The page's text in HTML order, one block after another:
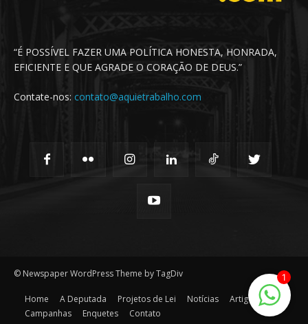
“É POSSÍVEL FAZER UMA POLÍTICA HONESTA, HONRADA,
EFICIENTE E QUE AGRADE O CORAÇÃO DE DEUS.”
Contate-nos: contato@aquietrabalho.com
© Newspaper WordPress Theme by TagDiv
Home A Deputada Projetos de Lei Notícias
Artigos
Campanhas
Enquetes Contato
1